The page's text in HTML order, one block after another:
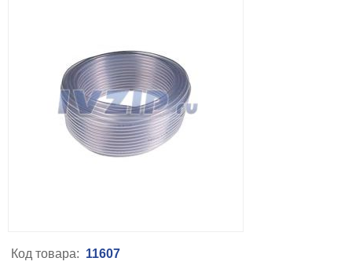
Код товара: 11607